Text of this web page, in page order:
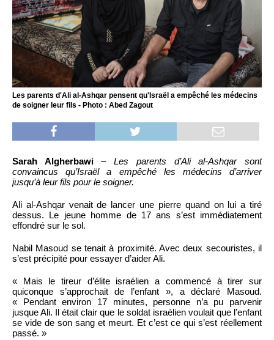
Les parents d'Ali al-Ashqar pensent qu'Israël a empêché les médecins
de soigner leur fils - Photo : Abed Zagout
Sarah Algherbawi–Les parents d’Ali al-Ashqar sont
convaincus qu’Israël a empêché les médecins d’arriver
jusqu’à leur fils pour le soigner.
Ali al-Ashqar venait de lancer une pierre quand on lui a tiré
dessus. Le jeune homme de 17 ans s’est immédiatement
effondré sur le sol.
Nabil Masoud se tenait à proximité. Avec deux secouristes, il
s’est précipité pour essayer d’aider Ali.
« Mais le tireur d’élite israélien a commencé à tirer sur
quiconque s’approchait de l’enfant », a déclaré Masoud.
« Pendant environ 17 minutes, personne n’a pu parvenir
jusque Ali. Il était clair que le soldat israélien voulait que l’enfant
se vide de son sang et meurt. Et c’est ce qui s’est réellement
passé. »